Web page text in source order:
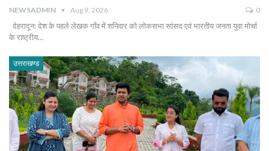
NEWSADMIN Aug 9, 2026 0
देहरादून: देश के पहले लेखक गाँव में शनिवार को लोकसभा सांसद एवं भारतीय जनता युवा मोर्चा
के राष्ट्रीय…
उत्तराखण्ड